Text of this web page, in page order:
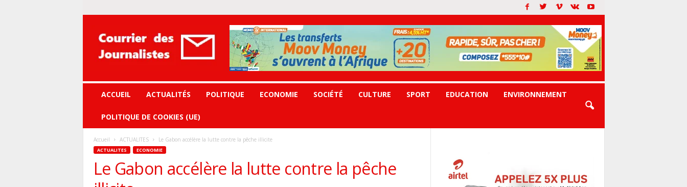
journalistes
ACCUEIL ACTUALITÉS POLITIQUE ECONOMIE SOCIÉTÉ CULTURE SPORT EDUCATION ENVIRONNEMENT
POLITIQUE DE COOKIES (UE)
Accueil ACTUALITES Le Gabon accélère la lutte contre la pêche illicite
ACTUALITES ECONOMIE
Le Gabon accélère la lutte contre la pêche